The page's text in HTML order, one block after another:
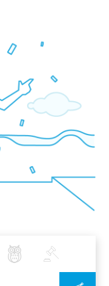
Bankowość Najlepsze Praktyki